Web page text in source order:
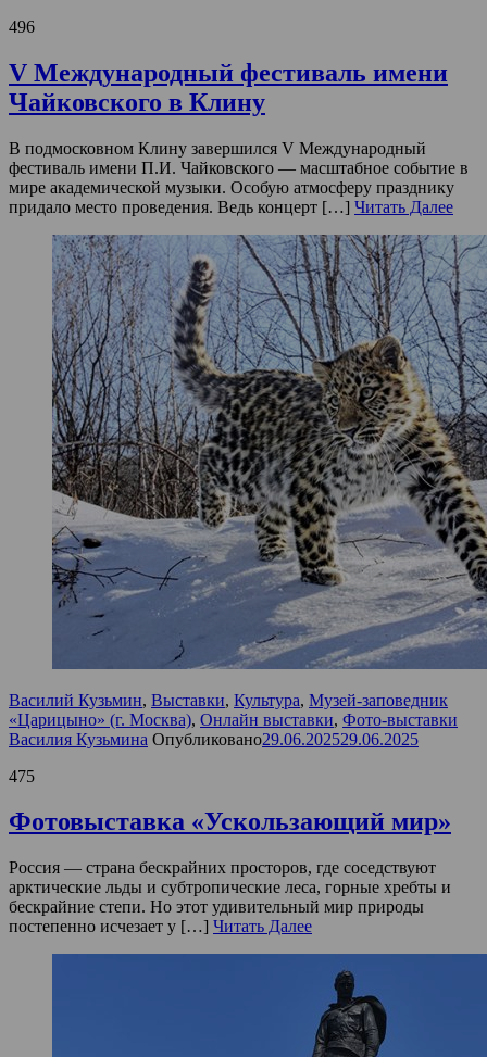
496
V Международный фестиваль имени
Чайковского в Клину
В подмосковном Клину завершился V Международный
фестиваль имени П.И. Чайковского — масштабное событие в
мире академической музыки. Особую атмосферу празднику
придало место проведения. Ведь концерт […] Читать Далее
Василий Кузьмин, Выставки, Культура, Музей-заповедник
«Царицыно» (г. Москва), Онлайн выставки, Фото-выставки
Василия Кузьмина Опубликовано29.06.202529.06.2025
475
Фотовыставка «Ускользающий мир»
Россия — страна бескрайних просторов, где соседствуют
арктические льды и субтропические леса, горные хребты и
бескрайние степи. Но этот удивительный мир природы
постепенно исчезает у […] Читать Далее